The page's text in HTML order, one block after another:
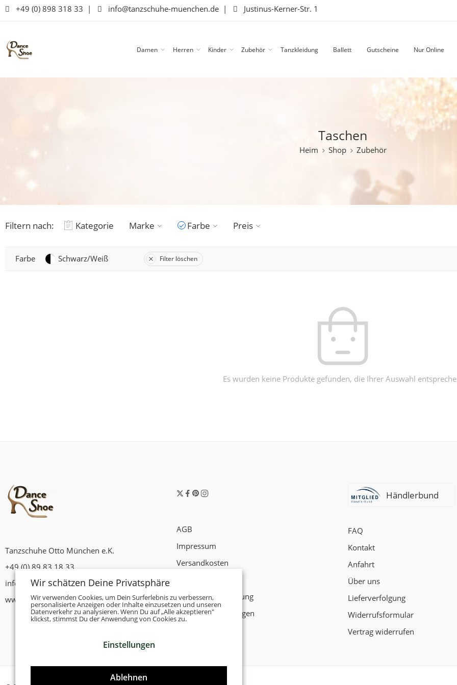
+49 (0) 898 318 33 | info@tanzschuhe-muenchen.de | Justinus-Kerner-Str. 1
Damen Herren Kinder Zubehör Tanzkleidung Ballett Gutscheine Nur Online
Taschen
Heim Shop Zubehör
Filtern nach: Kategorie Marke Farbe Preis
Farbe Schwarz/Weiß Filter löschen
Es wurden keine Produkte gefunden, die Ihrer Auswahl
Tanzschuhe Otto München e.K.
+49 (0) 89 83 18 33
info@tanzschuhe-muenchen.de
www.tanzschuhe-muenchen.de
AGB
Impressum
Versandkosten
Datenschutzerklärung
Zahlungsbedingungen
Händlerbund
FAQ
Kontakt
Anfahrt
Über uns
Lieferverfolgung
Widerrufsformular
Vertrag widerrufen
Wir schätzen Deine Privatsphäre
Wir verwenden Cookies, um Dein Surferlebnis zu verbessern,
personalisierte Anzeigen oder Inhalte einzusetzen und unseren
Datenverkehr zu analysieren. Wenn Du auf „Alle akzeptieren"
klickst, stimmst Du der Anwendung von Cookies zu.
Einstellungen
Ablehnen